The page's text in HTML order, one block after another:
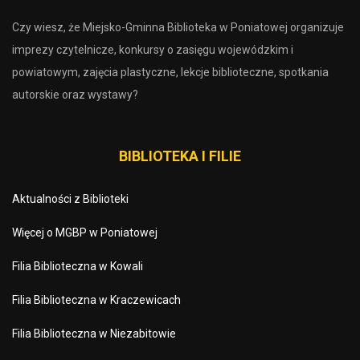
Czy wiesz, że Miejsko-Gminna Biblioteka w Poniatowej organizuje
imprezy czytelnicze, konkursy o zasięgu wojewódzkim i
powiatowym, zajęcia plastyczne, lekcje biblioteczne, spotkania
autorskie oraz wystawy?
BIBLIOTEKA I FILIE
Aktualności z Biblioteki
Więcej o MGBP w Poniatowej
Filia Biblioteczna w Kowali
Filia Biblioteczna w Kraczewicach
Filia Biblioteczna w Niezabitowie